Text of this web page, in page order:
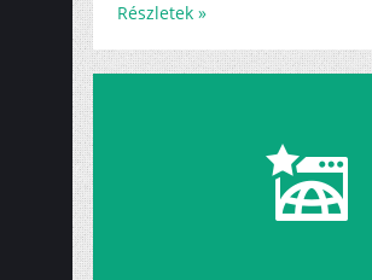
Részletek »